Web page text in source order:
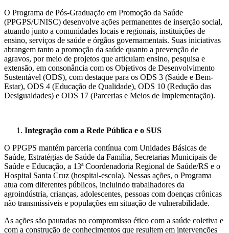
O Programa de Pós-Graduação em Promoção da Saúde
(PPGPS/UNISC) desenvolve ações permanentes de inserção social,
atuando junto a comunidades locais e regionais, instituições de
ensino, serviços de saúde e órgãos governamentais. Suas iniciativas
abrangem tanto a promoção da saúde quanto a prevenção de
agravos, por meio de projetos que articulam ensino, pesquisa e
extensão, em consonância com os Objetivos de Desenvolvimento
Sustentável (ODS), com destaque para os ODS 3 (Saúde e Bem-
Estar), ODS 4 (Educação de Qualidade), ODS 10 (Redução das
Desigualdades) e ODS 17 (Parcerias e Meios de Implementação).
Integração com a Rede Pública e o SUS
O PPGPS mantém parceria contínua com Unidades Básicas de
Saúde, Estratégias de Saúde da Família, Secretarias Municipais de
Saúde e Educação, a 13ª Coordenadoria Regional de Saúde/RS e o
Hospital Santa Cruz (hospital-escola). Nessas ações, o Programa
atua com diferentes públicos, incluindo trabalhadores da
agroindústria, crianças, adolescentes, pessoas com doenças crônicas
não transmissíveis e populações em situação de vulnerabilidade.
As ações são pautadas no compromisso ético com a saúde coletiva e
com a construção de conhecimentos que resultem em intervenções